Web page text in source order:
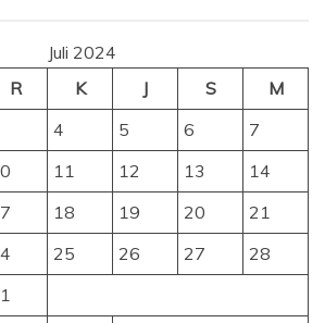
Juli 2024
R K J S M
4 5 6
7
11 12 13
14
18 19 20
21
25 26 27
28